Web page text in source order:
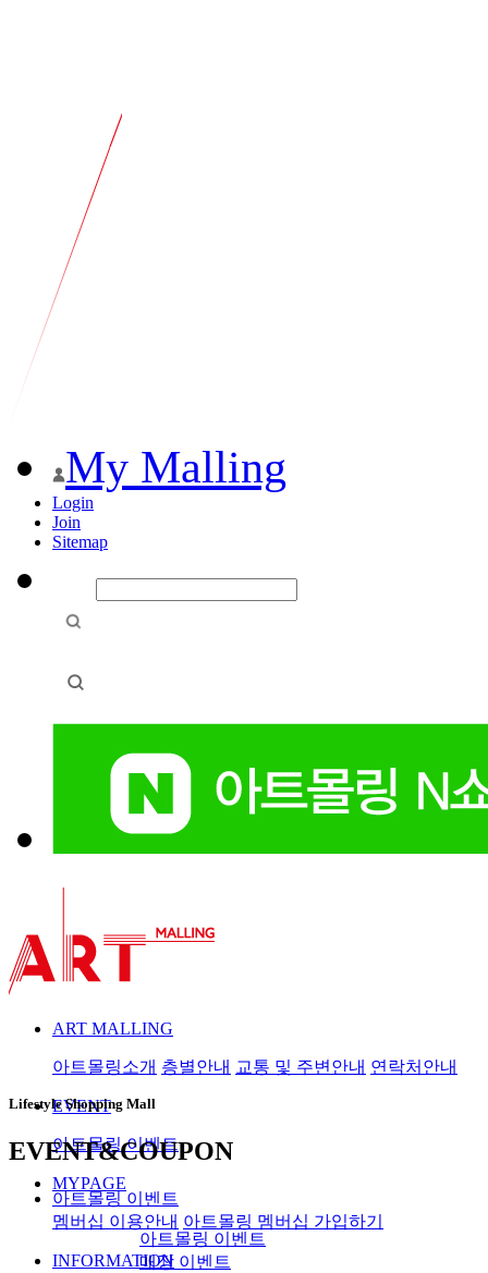
My Malling
Login
Join
Sitemap
ART MALLING
아트몰링소개 층별안내 교통 및 주변안내 연락처안내
EVENT
아트몰링 이벤트
MYPAGE
멤버십 이용안내 아트몰링 멤버십 가입하기
INFORMATION
Lifestyle Shopping Mall
EVENT&COUPON
아트몰링 이벤트
아트몰링 이벤트
매장 이벤트